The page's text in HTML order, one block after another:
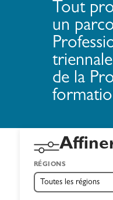
Tout
un
de la
RÉGIONS